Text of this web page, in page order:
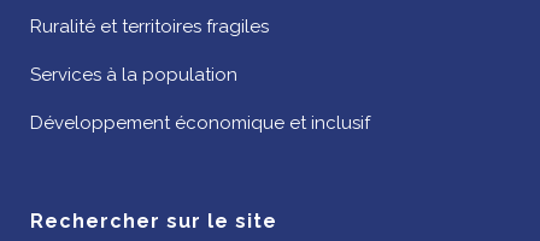
Ruralité et territoires fragiles
Services à la population
Développement économique et inclusif
Rechercher sur le site